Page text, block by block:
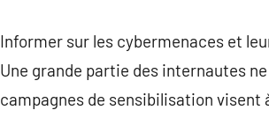
Informer sur les cybermenaces et
Une grande partie des internautes
campagnes de sensibilisation visent